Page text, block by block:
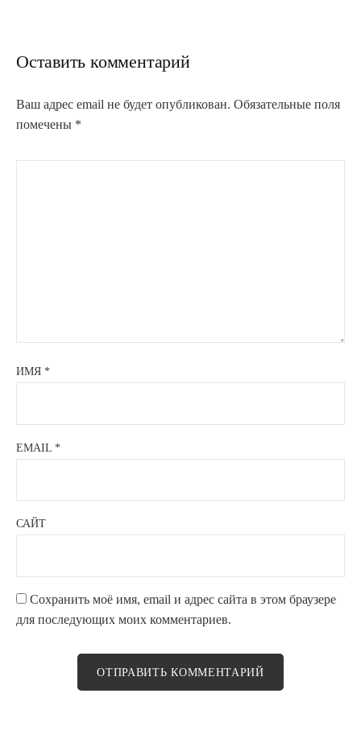
Оставить комментарий
Ваш адрес email не будет опубликован. Обязательные поля
помечены *
ИМЯ *
EMAIL *
САЙТ
Сохранить моё имя, email и адрес сайта в этом браузере
для последующих моих комментариев.